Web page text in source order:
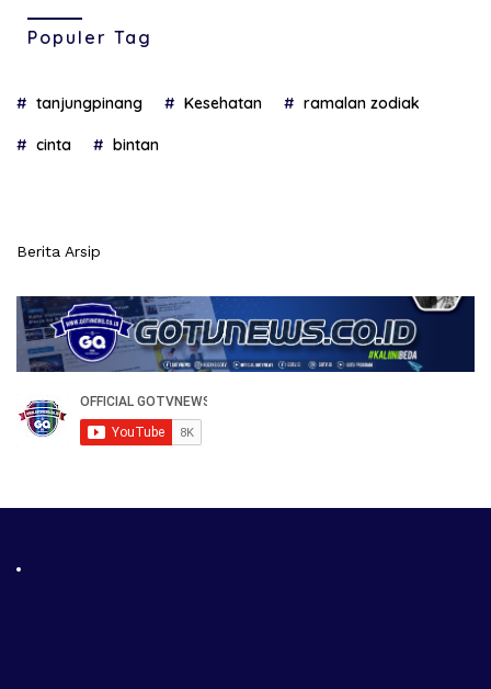
Populer Tag
tanjungpinang Kesehatan ramalan zodiak
cinta bintan
Berita Arsip